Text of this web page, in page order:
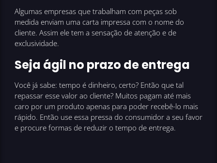
Algumas empresas que trabalham com peças sob
medida enviam uma carta impressa com o nome do
cliente. Assim ele tem a sensação de atenção e de
exclusividade.
Seja ágil no prazo de entrega
Você já sabe: tempo é dinheiro, certo? Então que tal
repassar esse valor ao cliente? Muitos pagam até mais
caro por um produto apenas para poder recebê-lo mais
rápido. Então use essa pressa do consumidor a seu favor
e procure formas de reduzir o tempo de entrega.